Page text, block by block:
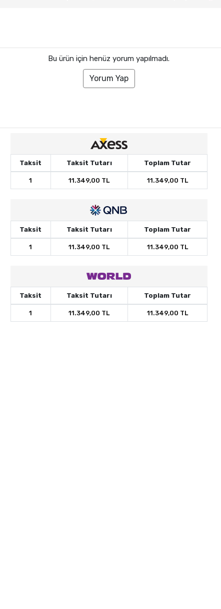
Bu ürün için henüz yorum yapılmadı.
Yorum Yap
Taksit Taksit Tutarı Toplam Tutar
1 11.349,00 TL 11.349,00 TL
Taksit Taksit Tutarı Toplam Tutar
1 11.349,00 TL 11.349,00 TL
Taksit Taksit Tutarı Toplam Tutar
1 11.349,00 TL 11.349,00 TL